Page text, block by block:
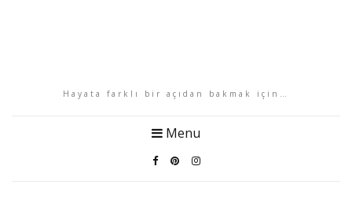
Hayata farklı bir açıdan bakmak için…
Menu